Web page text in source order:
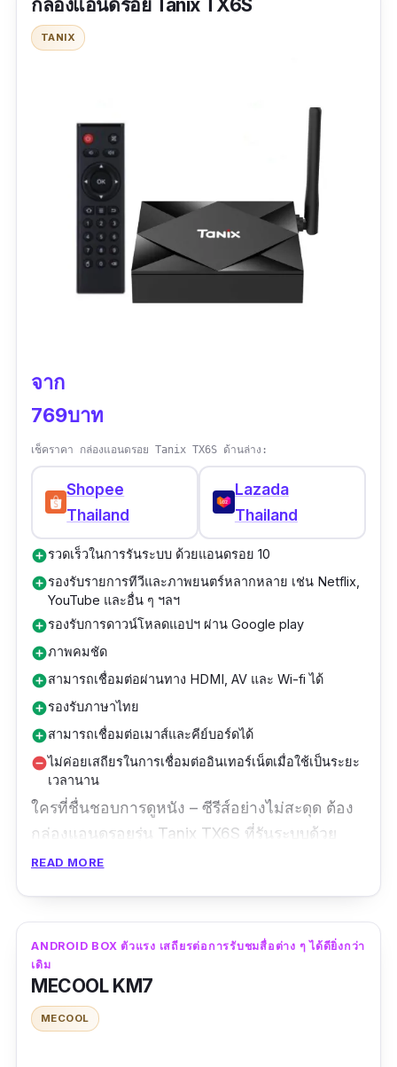
พร้อมระดับความคมภาพของหน้าจอที่ระดับ
HDR+ เปลี่ยนมิติการดูหนัง-ซีรีส์ให้ดีกว่าที่เคยเป็น
รีวิวจากผู้ซื้อ :
อุปกรณ์ใช้งานได้ดีแต่ตัวเลขโชว์
เวลาจะหายไปบางส่วน ไม่ซีเรียสของแค่ใช้ได้เถอะ
เพราะสเป็คแรงกว่าของเก่าที่ใช้ครับ
กล่องแอนดรอย Tanix TX6S
TANIX
จาก
769บาท
เช็คราคา กล่องแอนดรอย Tanix TX6S ด้านล่าง:
Shopee
Thailand
Lazada
Thailand
add_circleรวดเร็วในการรันระบบ ด้วยแอนดรอย 10
add_circleรองรับรายการทีวีและภาพยนตร์หลากหลาย เช่น Netflix,
YouTube และอื่น ๆ ฯลฯ
add_circleรองรับการดาวน์โหลดแอปฯ ผ่าน Google play
add_circleภาพคมชัด
add_circleสามารถเชื่อมต่อผ่านทาง HDMI, AV และ Wi-fi ได้
add_circleรองรับภาษาไทย
add_circleสามารถเชื่อมต่อเมาส์และคีย์บอร์ดได้
remove_circleไม่ค่อยเสถียรในการเชื่อมต่ออินเทอร์เน็ตเมื่อใช้เป็นระยะ
เวลานาน
ใครที่ชื่นชอบการดูหนัง – ซีรีส์อย่างไม่สะดุด ต้อง
กล่องแอนดรอยรุ่น Tanix TX6S ที่รันระบบด้วย
Android 10 เร็วและแรงกว่าที่เคย ให้ความสมูทใน
ผ่านทางแอปฯ ดูหนัง-ซีรีส์ทั้งหลาย android box
กล่องนี้สามารถดาวน์โหลดแอปพลิเคชันที่ต้องการ
เพิ่มเติมได้อีก ผ่านทาง Google Play มาพร้อมกับ
อุปกรณ์เสริมเป็นของแถมมากมาย ไม่ว่าจะเป็นหู
READ MORE
ANDROID BOX ตัวแรง เสถียรต่อการรับชมสื่อต่าง ๆ ได้ดียิ่งกว่า
เดิม
MECOOL KM7
MECOOL